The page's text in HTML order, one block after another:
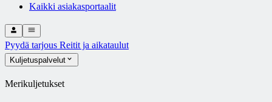
Kaikki asiakasportaalit
Pyydä tarjous Reitit ja aikataulut
Kuljetuspalvelut
Merikuljetukset